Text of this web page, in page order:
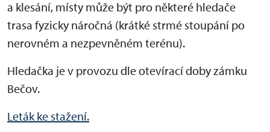
a klesání, místy může být pro některé hledače
trasa fyzicky náročná (krátké strmé stoupání po
nerovném a nezpevněném terénu).
Hledačka je v provozu dle otevírací doby zámku
Bečov.
Leták ke stažení.